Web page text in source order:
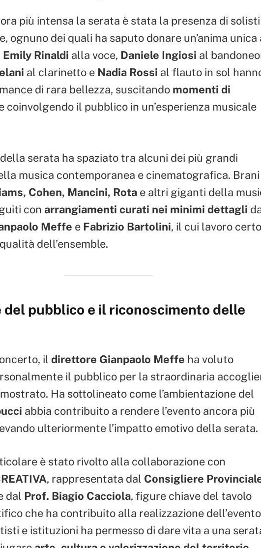
più intensa la serata è stata la presenza di
ognuno dei quali ha saputo donare un’anima unica
Emily Rinaldi alla voce, Daniele Ingiosi al
al clarinetto e Nadia Rossi al flauto in sol
di rara bellezza, suscitando momenti di
coinvolgendo il pubblico in un’esperienza musicale
serata ha spaziato tra alcuni dei più grandi
musica contemporanea e cinematografica. Brani
Cohen, Mancini, Rota e altri giganti della
con arrangiamenti curati nei minimi dettagli
Meffe e Fabrizio Bartolini, il cui lavoro
dell’ensemble.
del pubblico e il riconoscimento delle
il direttore Gianpaolo Meffe ha voluto
il pubblico per la straordinaria
Ha sottolineato come l’ambientazione del
abbia contribuito a rendere l’evento ancora più
ulteriormente l’impatto emotivo della serata.
è stato rivolto alla collaborazione con
, rappresentata dal Consigliere
dal Prof. Biagio Cacciola, figure chiave del tavolo
che ha contribuito alla realizzazione
e istituzioni ha permesso di dare vita a una